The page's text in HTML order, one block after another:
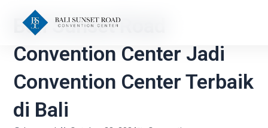
contentBali Sunset Road
Convention Center Jadi
Convention Center Terbaik
di Bali